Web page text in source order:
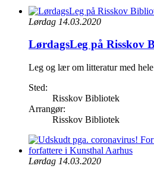
Lørdag 14.03.2020
LørdagsLeg på Risskov
Leg og lær om litteratur med
Sted:
Risskov Bibliotek
Arrangør:
Risskov Bibliotek
Lørdag 14.03.2020